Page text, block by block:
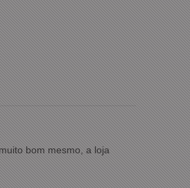
bom mesmo, a loja